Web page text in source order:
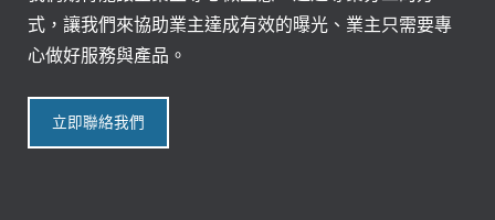
式，讓我們來協助業主達成有效的曝光、業主只需要專
心做好服務與產品。
立即聯絡我們